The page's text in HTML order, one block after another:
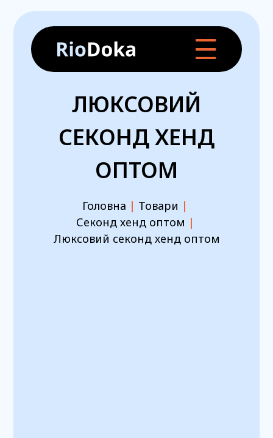
ЛЮКСОВИЙ
СЕКОНД ХЕНД
ОПТОМ
Головна | Товари |
Секонд хенд оптом |
Люксовий секонд хенд оптом